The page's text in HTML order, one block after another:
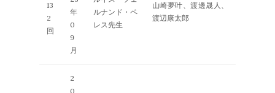
13
2
回
年
0
9
月
ルナンド・ペ
レス先生
山崎夢叶、渡邊晟人、
渡辺康太郎
2
0